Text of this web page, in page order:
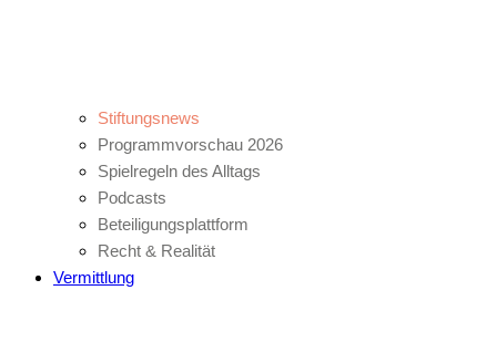
Stiftungsnews
Programmvorschau 2026
Spielregeln des Alltags
Podcasts
Beteiligungsplattform
Recht & Realität
Vermittlung